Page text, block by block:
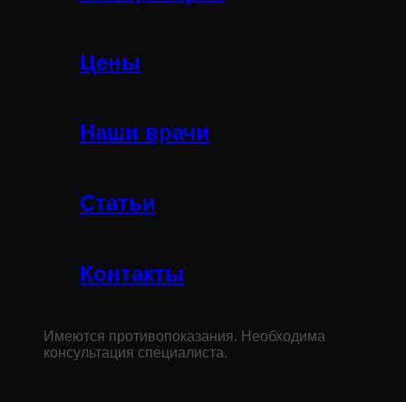
Цены
Наши врачи
Статьи
Контакты
Имеются противопоказания. Необходима
консультация специалиста.